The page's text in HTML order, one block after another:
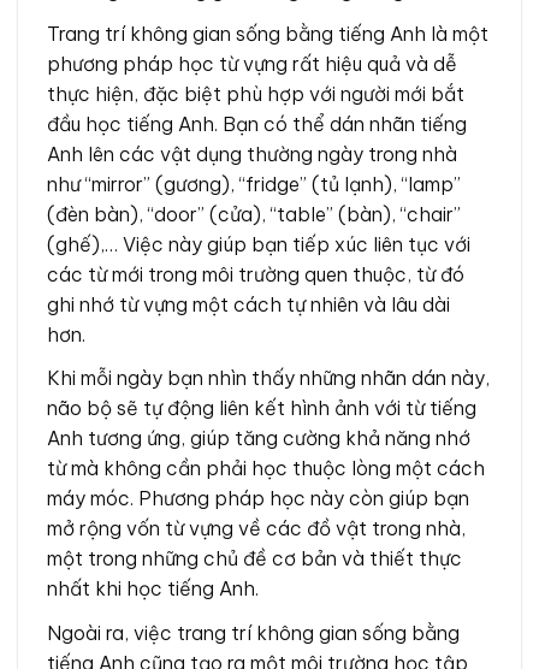
Trang trí không gian sống bằng tiếng Anh là một
phương pháp học từ vựng rất hiệu quả và dễ
thực hiện, đặc biệt phù hợp với người mới bắt
đầu học tiếng Anh. Bạn có thể dán nhãn tiếng
Anh lên các vật dụng thường ngày trong nhà
như “mirror” (gương), “fridge” (tủ lạnh), “lamp”
(đèn bàn), “door” (cửa), “table” (bàn), “chair”
(ghế),… Việc này giúp bạn tiếp xúc liên tục với
các từ mới trong môi trường quen thuộc, từ đó
ghi nhớ từ vựng một cách tự nhiên và lâu dài
hơn.
Khi mỗi ngày bạn nhìn thấy những nhãn dán này,
não bộ sẽ tự động liên kết hình ảnh với từ tiếng
Anh tương ứng, giúp tăng cường khả năng nhớ
từ mà không cần phải học thuộc lòng một cách
máy móc. Phương pháp học này còn giúp bạn
mở rộng vốn từ vựng về các đồ vật trong nhà,
một trong những chủ đề cơ bản và thiết thực
nhất khi học tiếng Anh.
Ngoài ra, việc trang trí không gian sống bằng
tiếng Anh cũng tạo ra một môi trường học tập